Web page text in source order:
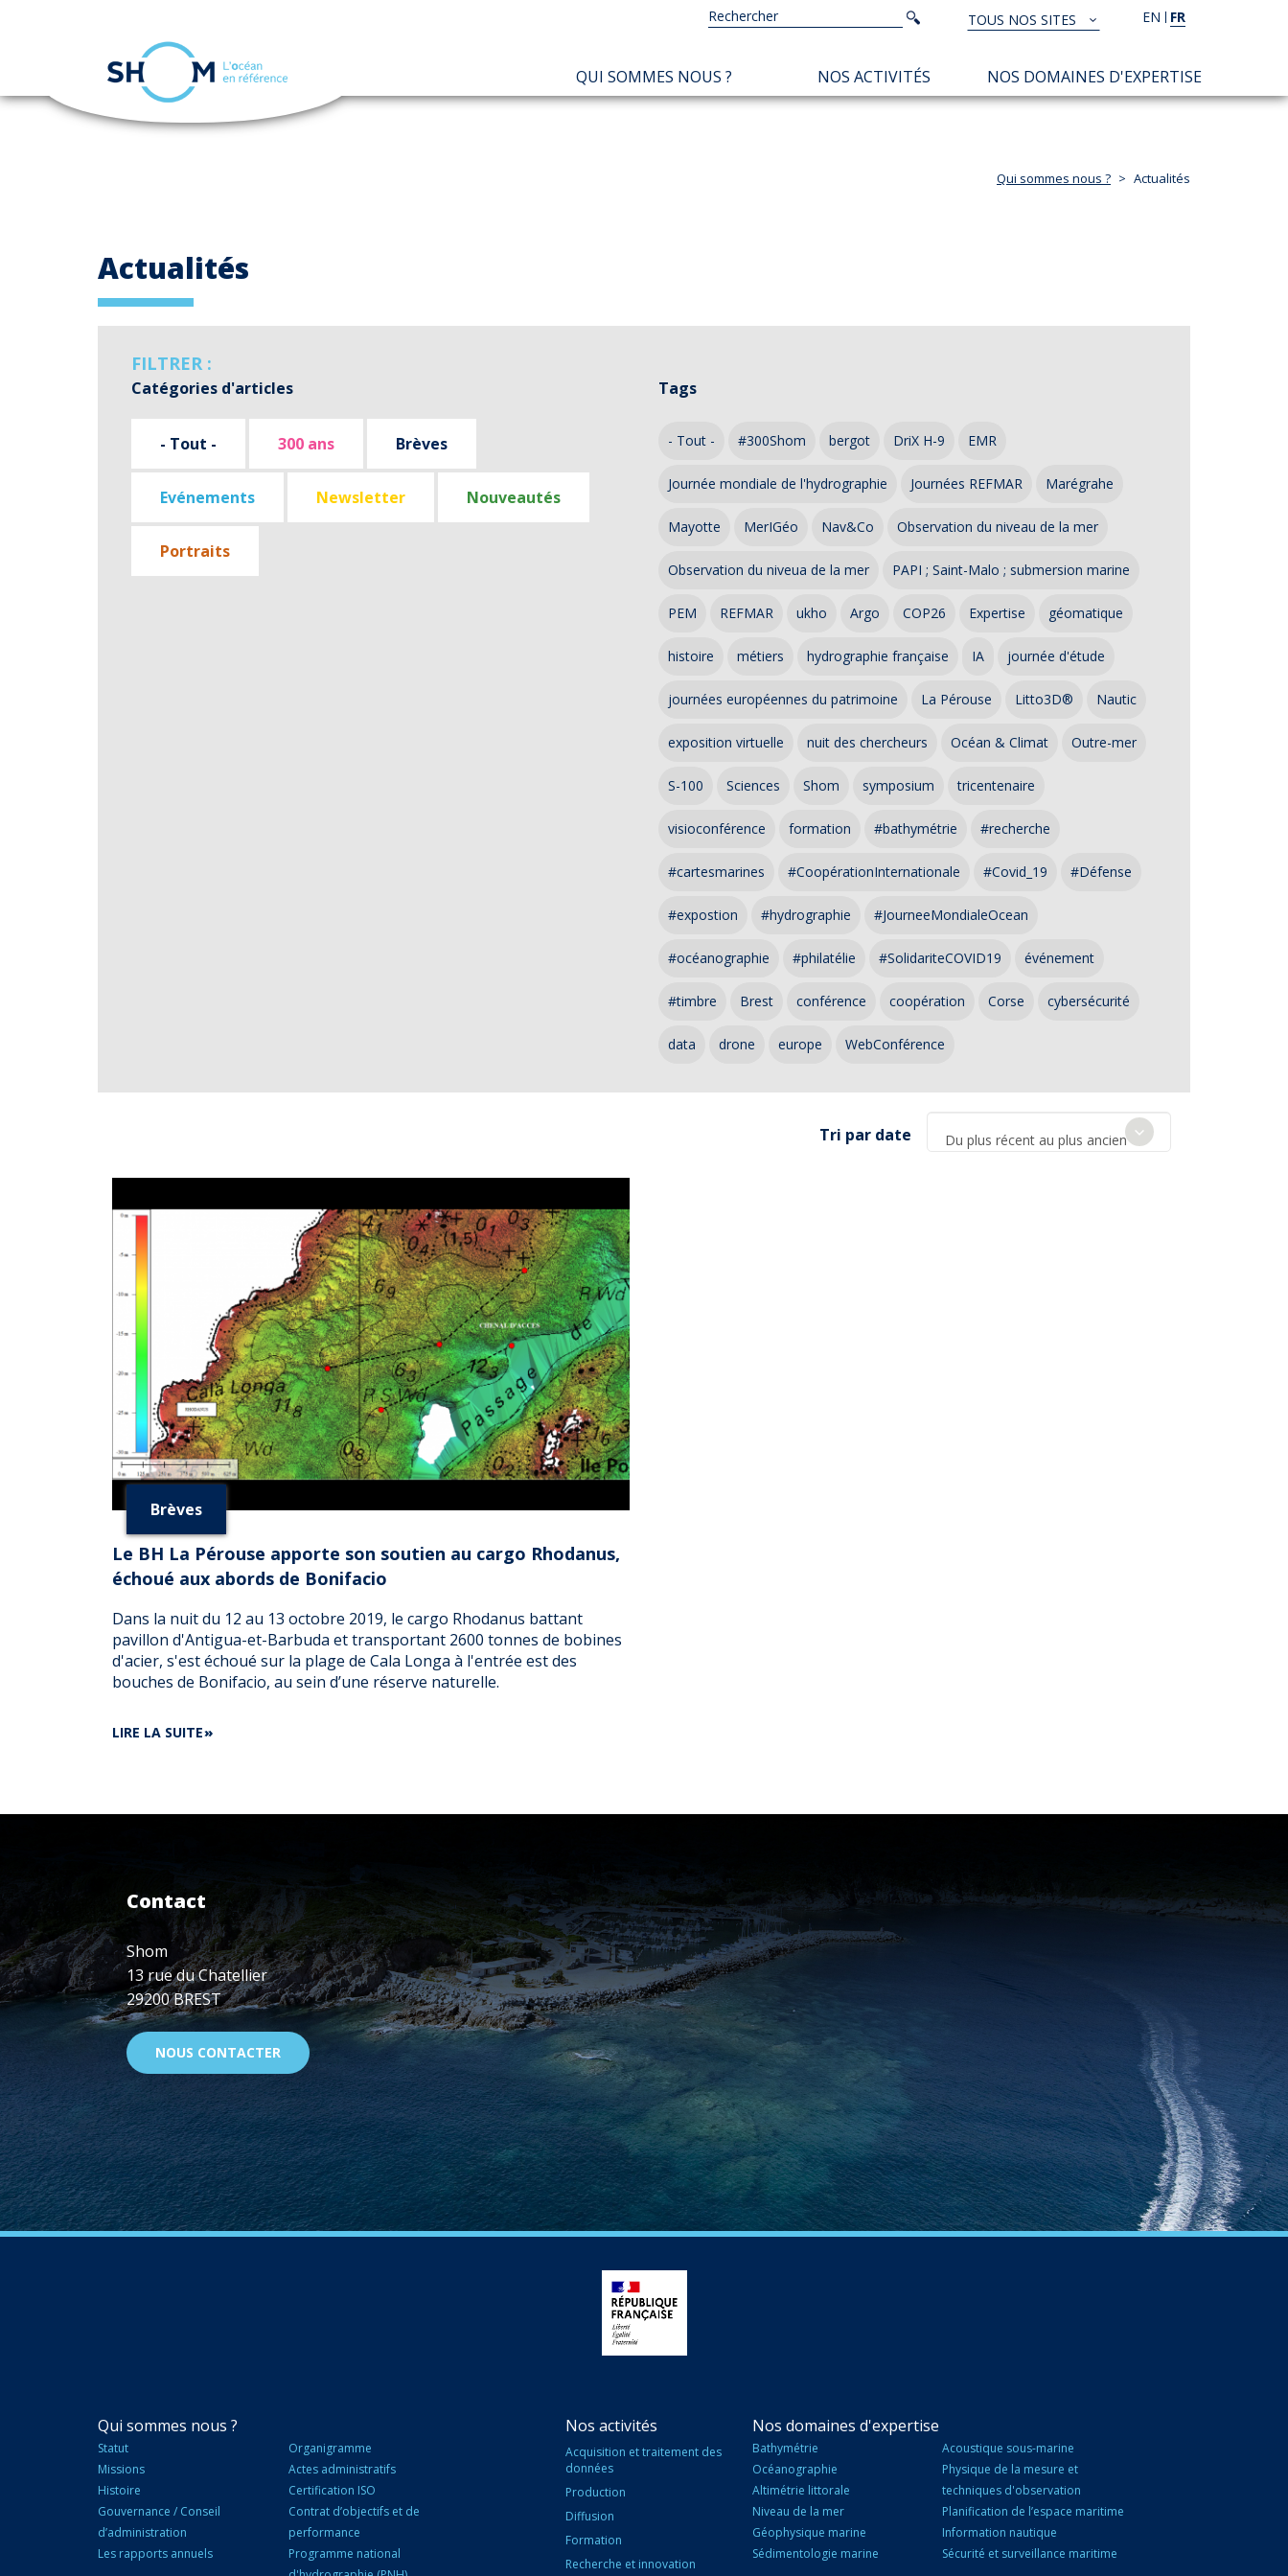
Aller
EN FR
TOUS
NOS
SITES
TOUS NOS SITES
Rechercher
Rechercher
NAVIGATION
PRINCIPALE
QUI SOMMES NOUS ? NOS ACTIVITÉS NOS DOMAINES D'EXPERTISE
Qui sommes nous ? Actualités
Actualités
FILTRER :
Catégories d'articles
- Tout - 300 ans Brèves
Evénements Newsletter Nouveautés
Portraits
Tags
- Tout - #300Shom bergot DriX H-9 EMR
Journée mondiale de l'hydrographie Journées REFMAR Marégrahe
Mayotte MerIGéo Nav&Co Observation du niveau de la mer
Observation du niveua de la mer PAPI ; Saint-Malo ; submersion marine
PEM REFMAR ukho Argo COP26 Expertise géomatique
histoire métiers hydrographie française IA journée d'étude
journées européennes du patrimoine La Pérouse Litto3D® Nautic
exposition virtuelle nuit des chercheurs Océan & Climat Outre-mer
S-100 Sciences Shom symposium tricentenaire
visioconférence formation #bathymétrie #recherche
#cartesmarines #CoopérationInternationale #Covid_19 #Défense
#expostion #hydrographie #JourneeMondialeOcean
#océanographie #philatélie #SolidariteCOVID19 événement
#timbre Brest conférence coopération Corse cybersécurité
data drone europe WebConférence
Tri par date Du plus récent au plus ancien
Brèves
Le BH La Pérouse apporte son soutien au cargo Rhodanus,
échoué aux abords de Bonifacio
Dans la nuit du 12 au 13 octobre 2019, le cargo Rhodanus battant
pavillon d'Antigua-et-Barbuda et transportant 2600 tonnes de bobines
d'acier, s'est échoué sur la plage de Cala Longa à l'entrée est des
bouches de Bonifacio, au sein d’une réserve naturelle.
LIRE LA SUITEDE
CARGO
RHODANUS,
ÉCHOUÉ
AUX
ABORDS
DE
BONIFACIO
Contact
Shom
13 rue du Chatellier
29200 BREST
NOUS CONTACTER
NAVIGATION
PRINCIPALE
Qui sommes nous ?
Statut
Missions
Histoire
Gouvernance / Conseil
d’administration
Les rapports annuels
Organigramme
Actes administratifs
Certification ISO
Contrat d’objectifs et de
performance
Programme national
Nos activités
Acquisition et traitement des
données
Production
Diffusion
Formation
Recherche et innovation
Nos domaines d'expertise
Bathymétrie
Océanographie
Altimétrie littorale
Niveau de la mer
Géophysique marine
Sédimentologie marine
Acoustique sous-marine
Physique de la mesure et
techniques d'observation
Planification de l’espace maritime
Information nautique
Sécurité et surveillance maritime